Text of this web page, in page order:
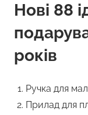
Нові 88
років
Ручка для
Прилад для